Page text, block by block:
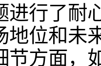
进行了耐
地位和未
节方面，